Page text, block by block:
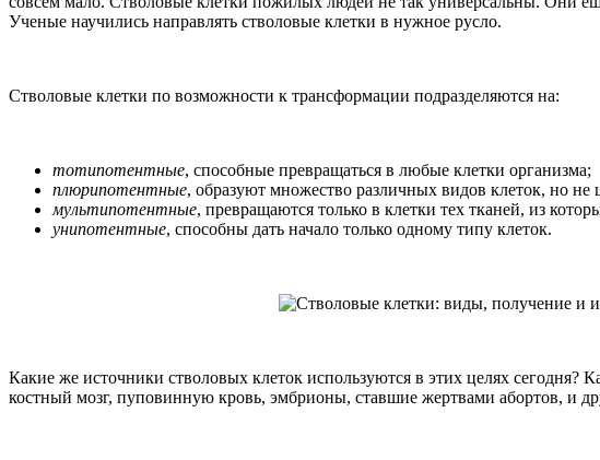
Ученые научились направлять стволовые клетки в нужное русло.
Стволовые клетки по возможности к трансформации подразделяются на:
тотипотентные, способные превращаться в любые клетки организма;
плюрипотентные, образуют множество различных видов клеток, но не
мультипотентные, превращаются только в клетки тех тканей, из
унипотентные, способны дать начало только одному типу клеток.
Какие же источники стволовых клеток используются в этих целях сегодня?
костный мозг, пуповинную кровь, эмбрионы, ставшие жертвами абортов, и